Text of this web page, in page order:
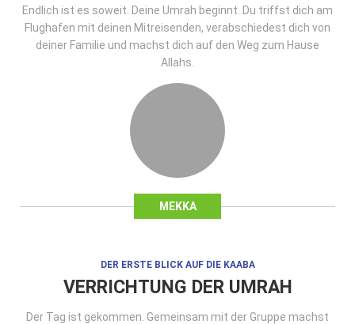
MEKKA
Endlich ist es soweit. Deine Umrah beginnt. Du triffst dich am
Flughafen mit deinen Mitreisenden, verabschiedest dich von
deiner Familie und machst dich auf den Weg zum Hause
Allahs.
DER ERSTE BLICK AUF DIE KAABA
VERRICHTUNG DER UMRAH
Der Tag ist gekommen. Gemeinsam mit der Gruppe machst